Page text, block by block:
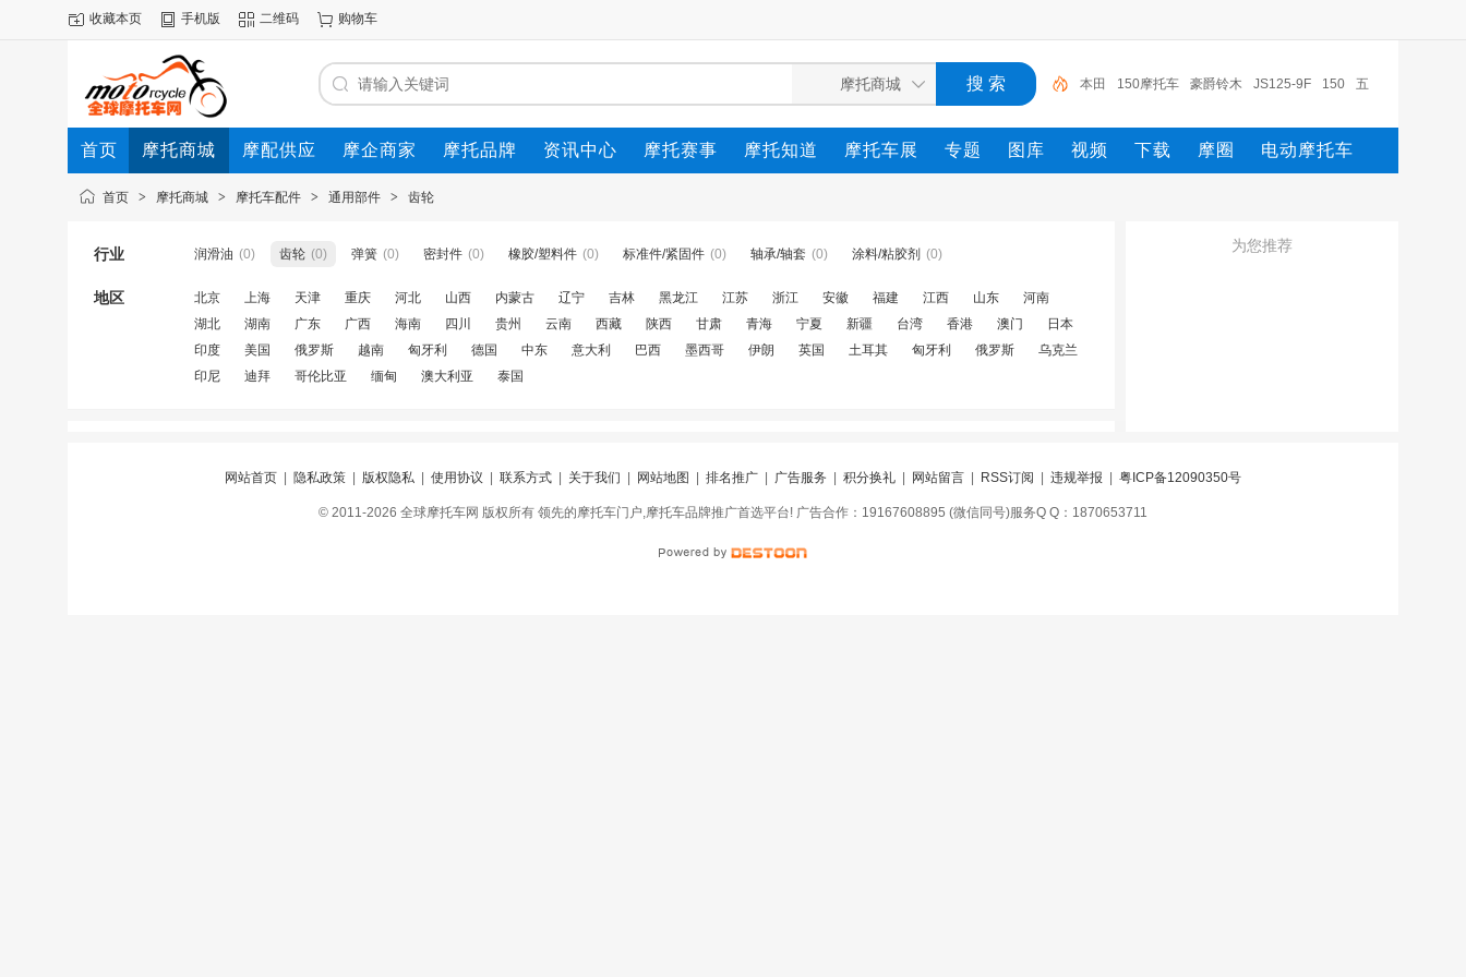
收藏本页 手机版 二维码 购物车
本田 150摩托车 豪爵铃木 JS125-9F 150 五
羊-本田 五羊本田摩托 摩托车 豪爵铃木骊驰 JS11
0-9H
首页 摩托商城 摩配供应 摩企商家 摩托品牌 资讯中心 摩托赛事 摩托知道 摩托车展 专题 图库 视频 下载 摩圈 电动摩托车
动态首页 > 摩托商城 > 摩托车配件 > 通用部件 > 齿轮
行业 润滑油 (0) 齿轮 (0) 弹簧 (0) 密封件 (0) 橡胶/塑料件 (0) 标准件/紧固件 (0) 轴承/轴套 (0) 涂料/粘胶剂 (0)
地区 北京 上海 天津 重庆 河北 山西 内蒙古 辽宁 吉林 黑龙江 江苏 浙江 安徽 福建 江西 山东
河南
湖北
湖南 广东 广西 海南 四川 贵州 云南 西藏 陕西 甘肃 青海 宁夏 新疆 台湾 香港 澳门
日本
印度
美国 俄罗斯 越南 匈牙利 德国 中东 意大利 巴西 墨西哥 伊朗 英国 土耳其 匈牙利 俄罗斯
乌克兰
印尼
迪拜 哥伦比亚 缅甸 澳大利亚 泰国
为您推荐
网站首页 隐私政策 版权隐私 使用协议 联系方式 关于我们 网站地图 排名推广 广告服务 积分换礼 网站留言 RSS订阅 违规举报 粤ICP备12090350号
© 2011-2026 全球摩托车网 版权所有 领先的摩托车门户,摩托车品牌推广首选平台! 广告合作：19167608895 (微信同号)服务Q Q：1870653711